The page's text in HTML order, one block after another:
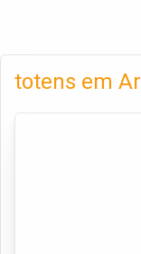
totens em